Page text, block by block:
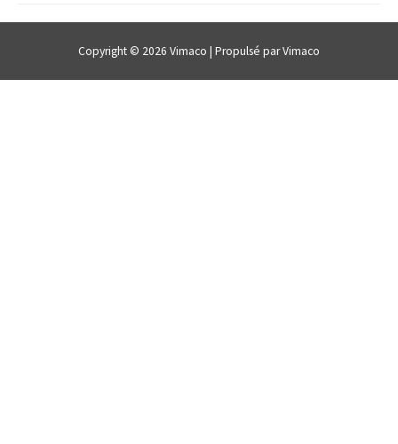
Copyright © 2026 Vimaco | Propulsé par Vimaco